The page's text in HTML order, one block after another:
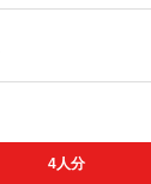
4人分